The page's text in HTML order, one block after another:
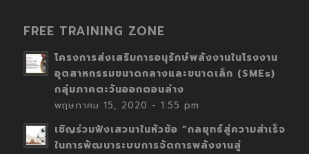
FREE TRAINING ZONE
โครงการส่งเสริมการอนุรักษ์พลังงานในโรงงาน
อุตสาหกรรมขนาดกลางและขนาดเล็ก (SMEs)
กลุ่มภาคตะวันออกตอนล่าง
พฤษภาคม 15, 2020 - 1:55 pm
เชิญร่วมฟังเสวนาในหัวข้อ “กลยุทธ์สู่ความสำเร็จ
ในการพัฒนาระบบการจัดการพลังงานสู่